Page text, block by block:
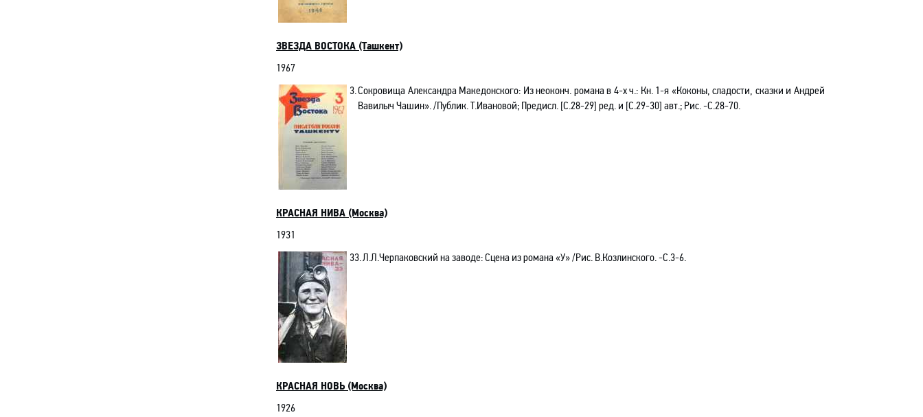
ЗВЕЗДА ВОСТОКА (Ташкент)
1967
3.Сокровища Александра Македонского: Из неоконч. романа в 4-х ч.: Кн. 1-я «Коконы, сладости, сказки и Андрей
Вавилыч Чашин». /Публик. Т.Ивановой; Предисл. [С.28-29] ред. и [С.29-30] авт.; Рис.-С.28-70.
КРАСНАЯ НИВА (Москва)
1931
33.Л.Л.Черпаковский на заводе: Сцена из романа «У» /Рис. В.Козлинского.-С.3-6.
КРАСНАЯ НОВЬ (Москва)
1926